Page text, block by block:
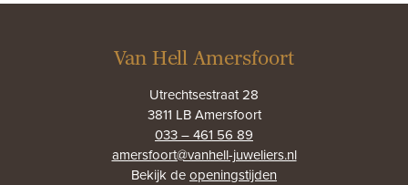
Van Hell Amersfoort
Utrechtsestraat 28
3811 LB Amersfoort
033 – 461 56 89
amersfoort@vanhell-juweliers.nl
Bekijk deopeningstijden